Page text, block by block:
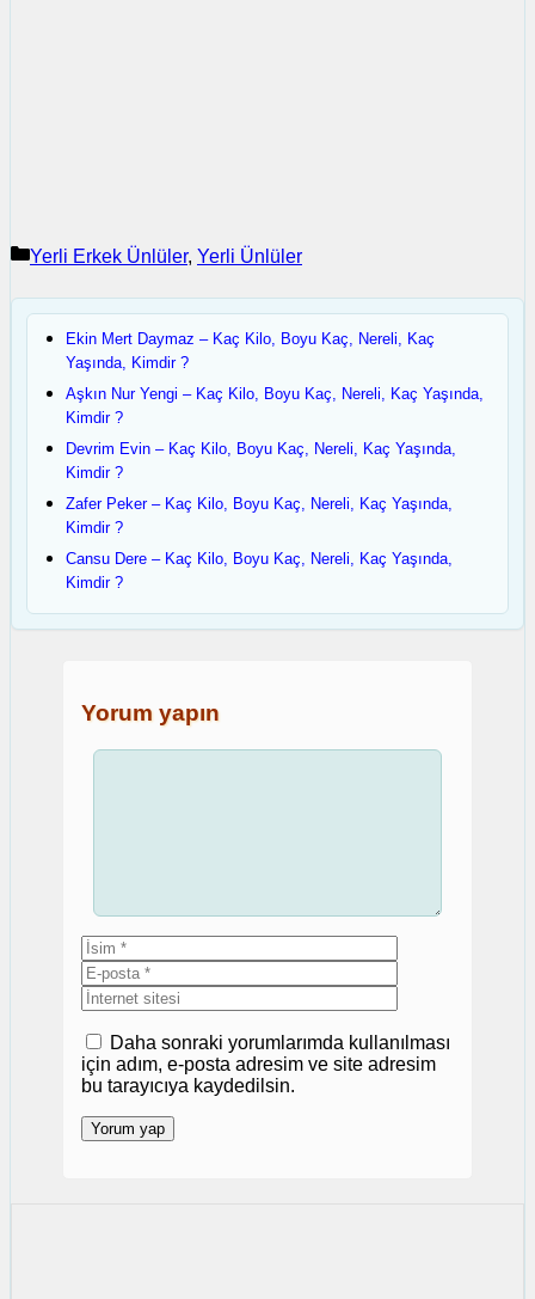
Kategoriler
Yerli Erkek Ünlüler, Yerli Ünlüler
Ekin Mert Daymaz – Kaç Kilo, Boyu Kaç, Nereli, Kaç
Yaşında, Kimdir ?
Aşkın Nur Yengi – Kaç Kilo, Boyu Kaç, Nereli, Kaç Yaşında,
Kimdir ?
Devrim Evin – Kaç Kilo, Boyu Kaç, Nereli, Kaç Yaşında,
Kimdir ?
Zafer Peker – Kaç Kilo, Boyu Kaç, Nereli, Kaç Yaşında,
Kimdir ?
Cansu Dere – Kaç Kilo, Boyu Kaç, Nereli, Kaç Yaşında,
Kimdir ?
Yorum yapın
Yorum
İsim
posta
sitesi
Daha sonraki yorumlarımda kullanılması
için adım, e-posta adresim ve site adresim
bu tarayıcıya kaydedilsin.